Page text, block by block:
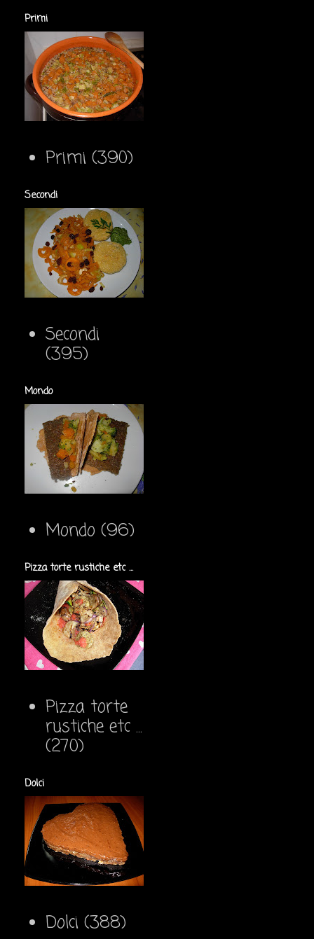
Primi
Primi (390)
Secondi
Secondi
(395)
Mondo
Mondo (96)
Pizza torte rustiche etc ...
Pizza torte
rustiche etc ...
(270)
Dolci
Dolci (388)